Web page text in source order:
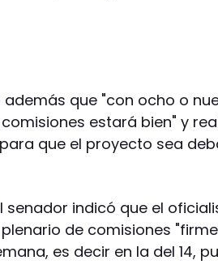
además que "con ocho o
estará bien" y
que el proyecto sea
senador indicó que el
de comisiones
es decir en la del 14,